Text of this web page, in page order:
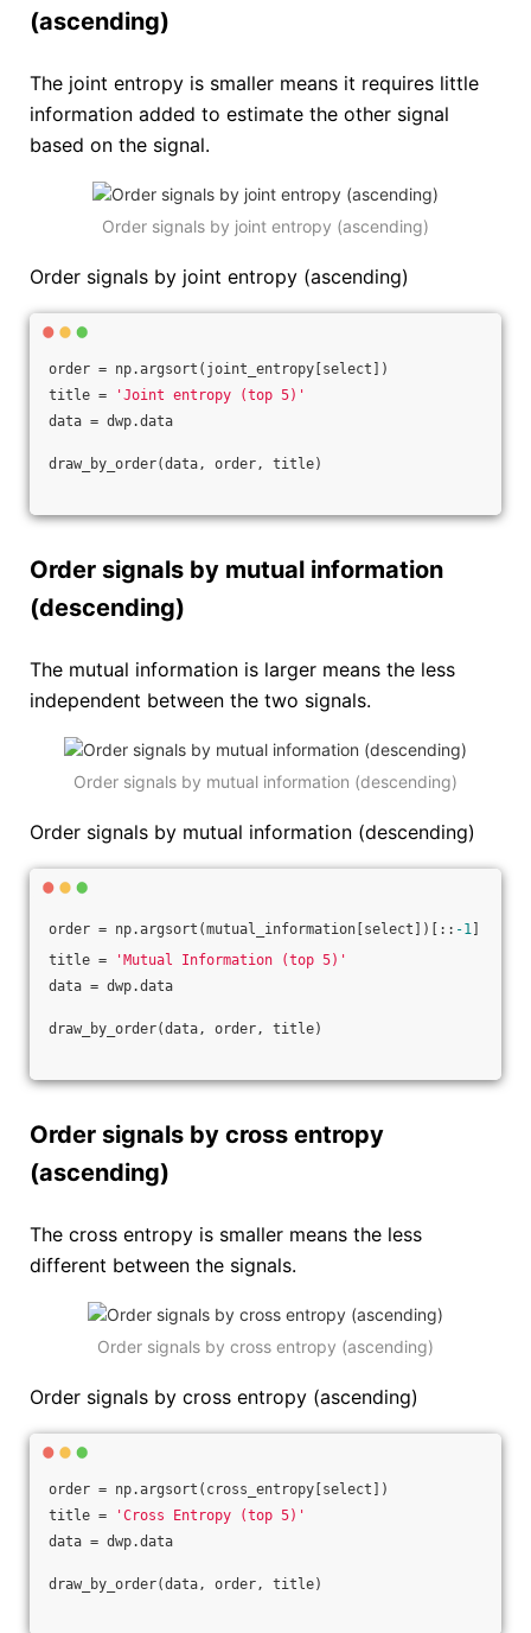
(ascending)
The joint entropy is smaller means it requires little
information added to estimate the other signal
based on the signal.
Order signals by joint entropy (ascending)
Order signals by joint entropy (ascending)
order = np.argsort(joint_entropy[select])
title =
'Joint entropy (top 5)'
data = dwp.data
draw_by_order(data, order, title)
Order signals by mutual information
(descending)
The mutual information is larger means the less
independent between the two signals.
Order signals by mutual information (descending)
Order signals by mutual information (descending)
order = np.argsort(mutual_information[select])[:: -1
title =
'Mutual Information (top 5)'
data = dwp.data
draw_by_order(data, order, title)
Order signals by cross entropy
(ascending)
The cross entropy is smaller means the less
different between the signals.
Order signals by cross entropy (ascending)
Order signals by cross entropy (ascending)
order = np.argsort(cross_entropy[select])
title =
'Cross Entropy (top 5)'
data = dwp.data
draw_by_order(data, order, title)